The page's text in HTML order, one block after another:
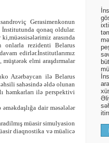
Gerasimenkonun
qonaq oldular.
arasında
onlarla rezidenti Belarus
edirlər.İnstitutlarımız
elmi araşdırmalar
Azərbaycan ilə Belarus
sahəsində əldə olunan
həmkarları ilə perspektivi
dair məsələlər
müasir simulyasion
diaqnostika və müalicə